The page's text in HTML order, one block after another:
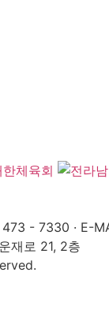
473 - 7330 · E-
재로 21, 2층